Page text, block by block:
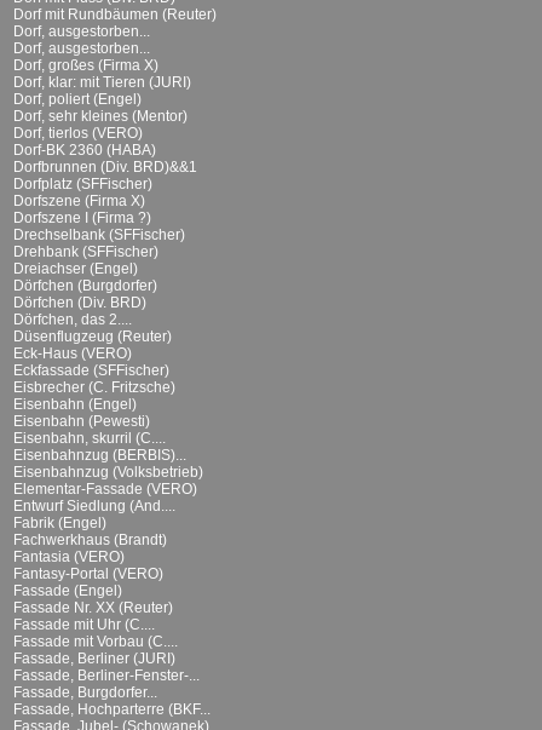
Dorf mit Rundbäumen (Reuter)
Dorf, ausgestorben...
Dorf, ausgestorben...
Dorf, großes (Firma X)
Dorf, klar: mit Tieren (JURI)
Dorf, poliert (Engel)
Dorf, sehr kleines (Mentor)
Dorf, tierlos (VERO)
Dorf-BK 2360 (HABA)
Dorfbrunnen (Div. BRD)&&1
Dorfplatz (SFFischer)
Dorfszene (Firma X)
Dorfszene I (Firma ?)
Drechselbank (SFFischer)
Drehbank (SFFischer)
Dreiachser (Engel)
Dörfchen (Burgdorfer)
Dörfchen (Div. BRD)
Dörfchen, das 2....
Düsenflugzeug (Reuter)
Eck-Haus (VERO)
Eckfassade (SFFischer)
Eisbrecher (C. Fritzsche)
Eisenbahn (Engel)
Eisenbahn (Pewesti)
Eisenbahn, skurril (C....
Eisenbahnzug (BERBIS)...
Eisenbahnzug (Volksbetrieb)
Elementar-Fassade (VERO)
Entwurf Siedlung (And....
Fabrik (Engel)
Fachwerkhaus (Brandt)
Fantasia (VERO)
Fantasy-Portal (VERO)
Fassade (Engel)
Fassade Nr. XX (Reuter)
Fassade mit Uhr (C....
Fassade mit Vorbau (C....
Fassade, Berliner (JURI)
Fassade, Berliner-Fenster-...
Fassade, Burgdorfer...
Fassade, Hochparterre (BKF...
Fassade, Jubel- (Schowanek)